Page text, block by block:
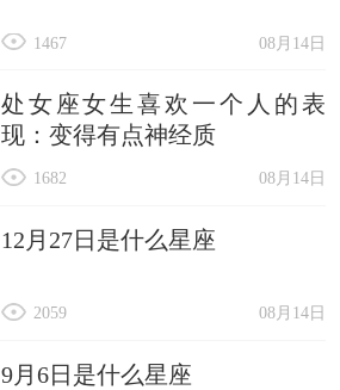
08月14日
1467
处女座女生喜欢一个人的表
现：变得有点神经质
08月14日
1682
12月27日是什么星座
08月14日
2059
9月6日是什么星座